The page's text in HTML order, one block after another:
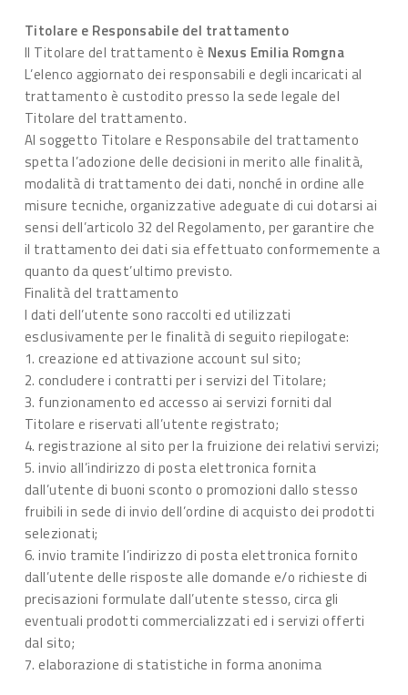
Titolare e Responsabile del trattamento
Il Titolare del trattamento è Nexus Emilia Romgna
L’elenco aggiornato dei responsabili e degli incaricati al
trattamento è custodito presso la sede legale del
Titolare del trattamento.
Al soggetto Titolare e Responsabile del trattamento
spetta l’adozione delle decisioni in merito alle finalità,
modalità di trattamento dei dati, nonché in ordine alle
misure tecniche, organizzative adeguate di cui dotarsi ai
sensi dell’articolo 32 del Regolamento, per garantire che
il trattamento dei dati sia effettuato conformemente a
quanto da quest’ultimo previsto.
Finalità del trattamento
I dati dell’utente sono raccolti ed utilizzati
esclusivamente per le finalità di seguito riepilogate:
1. creazione ed attivazione account sul sito;
2. concludere i contratti per i servizi del Titolare;
3. funzionamento ed accesso ai servizi forniti dal
Titolare e riservati all’utente registrato;
4. registrazione al sito per la fruizione dei relativi servizi;
5. invio all’indirizzo di posta elettronica fornita
dall’utente di buoni sconto o promozioni dallo stesso
fruibili in sede di invio dell’ordine di acquisto dei prodotti
selezionati;
6. invio tramite l’indirizzo di posta elettronica fornito
dall’utente delle risposte alle domande e/o richieste di
precisazioni formulate dall’utente stesso, circa gli
eventuali prodotti commercializzati ed i servizi offerti
dal sito;
7. elaborazione di statistiche in forma anonima